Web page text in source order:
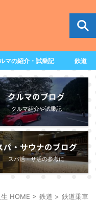
マの紹介・試乗記 鉄道
クルマのブログ
クルマ紹介や試乗記
パ・サウナのブログ
スパ活・サ活の参考に
HOME > 鉄道 > 鉄道乗車記